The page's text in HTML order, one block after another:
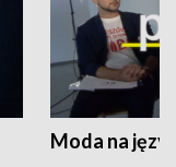
Moda na